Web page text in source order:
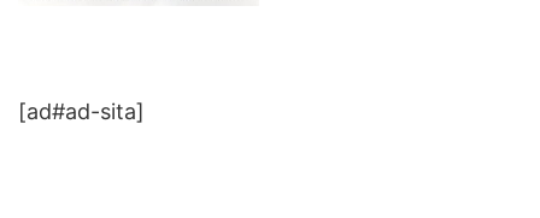
[ad#ad-sita]